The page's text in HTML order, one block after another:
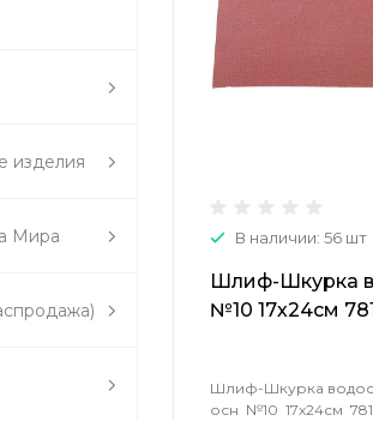
изделия
Мира В наличии: 56 шт
Шлиф-Шкурка
№10 17х24см
Шлиф-Шкурка
осн №10 17х24см 781